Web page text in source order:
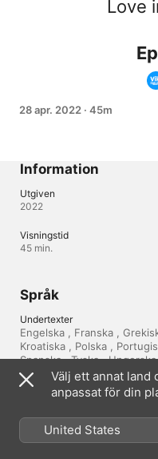
Love
28 apr. 2022 · 45m
Information
Utgiven
2022
Visningstid
45 min.
Språk
Undertexter
Engelska , Franska ,
Kroatiska , Polska ,
Spanska ,
Copyright © 2026 Apple Inc. Alla
Välj ett annat land
anpassat för din
United States